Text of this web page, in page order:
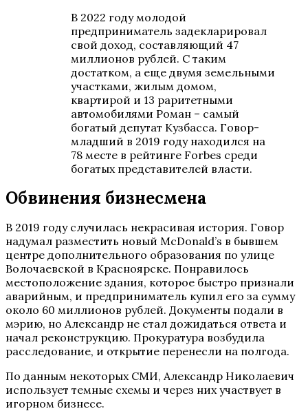
В 2022 году молодой
предприниматель задекларировал
свой доход, составляющий 47
миллионов рублей. С таким
достатком, а еще двумя земельными
участками, жилым домом,
квартирой и 13 раритетными
автомобилями Роман – самый
богатый депутат Кузбасса. Говор-
младший в 2019 году находился на
78 месте в рейтинге Forbes среди
богатых представителей власти.
Обвинения бизнесмена
В 2019 году случилась некрасивая история. Говор
надумал разместить новый McDonald’s в бывшем
центре дополнительного образования по улице
Волочаевской в Красноярске. Понравилось
местоположение здания, которое быстро признали
аварийным, и предприниматель купил его за сумму
около 60 миллионов рублей. Документы подали в
мэрию, но Александр не стал дожидаться ответа и
начал реконструкцию. Прокуратура возбудила
расследование, и открытие перенесли на полгода.
По данным некоторых СМИ, Александр Николаевич
использует темные схемы и через них участвует в
игорном бизнесе.